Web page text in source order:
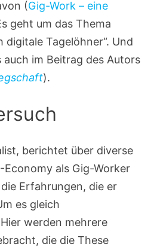
(Gig-Work – eine
geht um das Thema
digitale Tagelöhner“. Und
auch im Beitrag des Autors
).
berichtet über diverse
Economy als Gig-Worker
Erfahrungen, die er
es gleich
werden mehrere
die die These